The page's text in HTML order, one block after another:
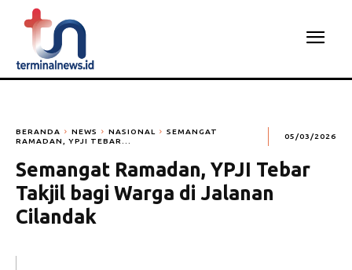
BERANDA NEWS NASIONAL
SEMANGAT
RAMADAN, YPJI TEBAR...
05/03/2026
Semangat Ramadan, YPJI Tebar
Takjil bagi Warga di Jalanan
Cilandak